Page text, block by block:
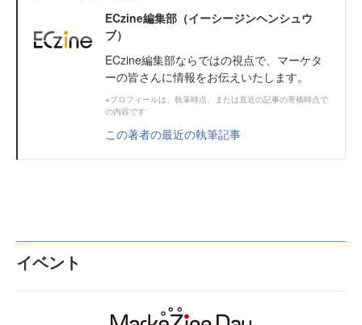
ECzine編集部（イーシージンヘンシュウ
ブ）
ECzine編集部ならではの視点で、マーケタ
ーの皆さんに情報をお伝えいたします。
※プロフィールは、執筆時点、または直近の記事の寄稿時点で
の内容です
この著者の最近の執筆記事
イベント